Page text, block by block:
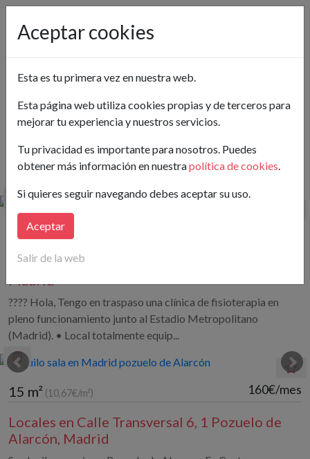
Hay publicados 2 Locales en Alquiler en Madrid
120 m² (20,83€/m²)
Locales en Calle de Estocolmo, 2 Madrid,
Madrid
???? Hola, Tengo en traspaso una clínica de fisioterapia en
pleno funcionamiento junto al Estadio Metropolitano
(Madrid). • Local totalmente equip...
15 m² (10,67€/m²) 160€/mes
Locales en Calle Transversal 6, 1 Pozuelo de
Alarcón, Madrid
Aceptar cookies
Esta es tu primera vez en nuestra web.
Esta página web utiliza cookies propias y de terceros para
mejorar tu experiencia y nuestros servicios.
Tu privacidad es importante para nosotros. Puedes
obtener más información en nuestrapolítica de cookies.
Si quieres seguir navegando debes aceptar su uso.
Aceptar
Salir de la web